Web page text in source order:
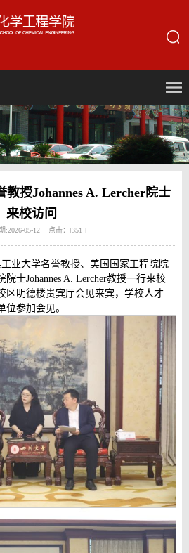
教授Johannes A. Lercher院士
来校访问
:2026-05-12 点击：[351 ]
业大学名誉教授、美国国家工程院院
士Johannes A. Lercher教授一行来校
区明德楼贵宾厅会见来宾，学校人才
参加会见。